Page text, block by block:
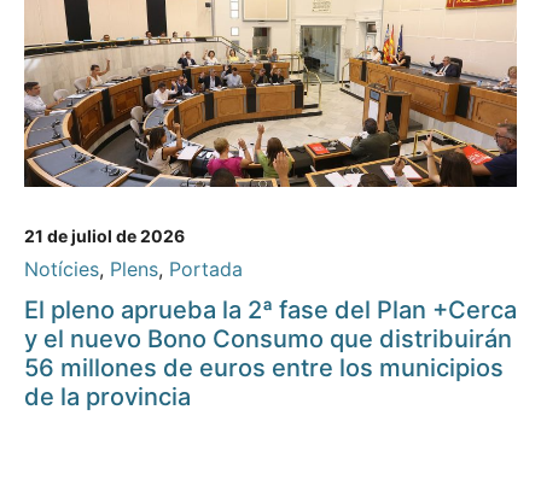
21 de juliol de 2026
Notícies, Plens, Portada
El pleno aprueba la 2ª fase del Plan +Cerca
y el nuevo Bono Consumo que distribuirán
56 millones de euros entre los municipios
de la provincia